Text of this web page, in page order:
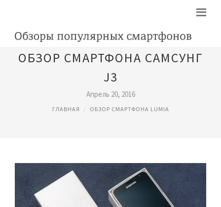
ОБЗОР СМАРТФОНА САМСУНГ
J3
Апрель 20, 2016
ГЛАВНАЯ ОБЗОР СМАРТФОНА LUMIA